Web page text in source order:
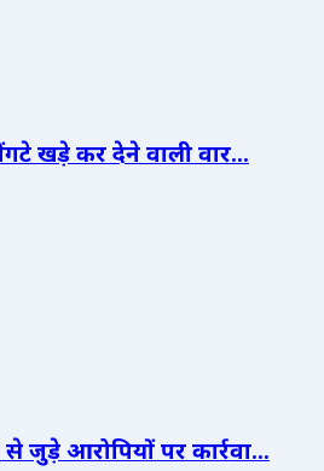
खड़े कर देने वाली वार...
जुड़े आरोपियों पर कार्रवा...